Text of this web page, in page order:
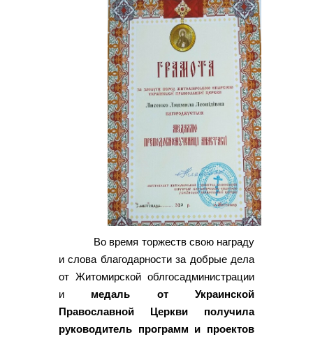
Во время торжеств свою награду
и слова благодарности за добрые дела
от Житомирской облгосадминистрации
и медаль от Украинской
Православной Церкви получила
руководитель программ и проектов